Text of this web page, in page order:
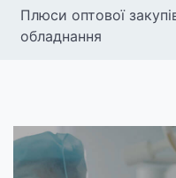
Плюси оптової
обладнання